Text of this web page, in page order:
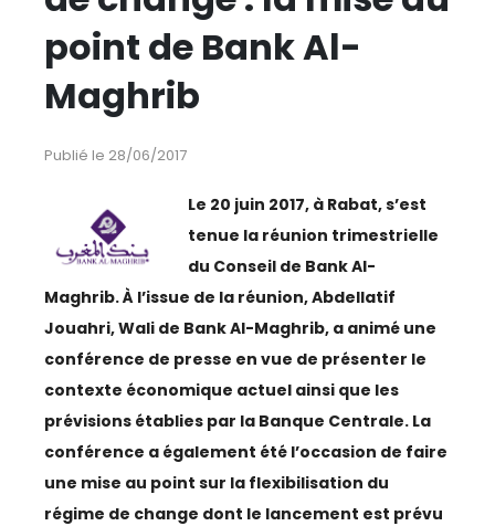
REGARDS D’EXPERTS
ÉCHOS DURABLES
ESPACE MÉDIAS
CULTURE
REVUE CONJONCTURE
CONSULTER LA REVUE
CONTACT
AERIEN
point de Bank Al-
Maghrib
Publié le 28/06/2017
Le 20 juin 2017, à Rabat, s’est
tenue la réunion trimestrielle
du Conseil de Bank Al-
Maghrib. À l’issue de la réunion, Abdellatif
Jouahri, Wali de Bank Al-Maghrib, a animé une
conférence de presse en vue de présenter le
contexte économique actuel ainsi que les
prévisions établies par la Banque Centrale. La
conférence a également été l’occasion de faire
une mise au point sur la flexibilisation du
régime de change dont le lancement est prévu